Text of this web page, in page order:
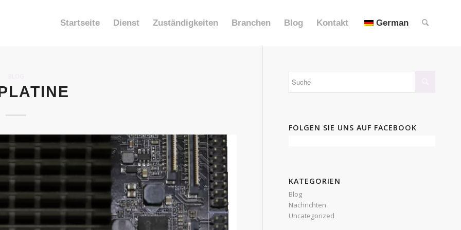
Startseite Dienst Zuständigkeiten Branchen Blog Kontakt German
FOLGEN SIE UNS AUF FACEBOOK
KATEGORIEN
Blog
Nachrichten
Uncategorized